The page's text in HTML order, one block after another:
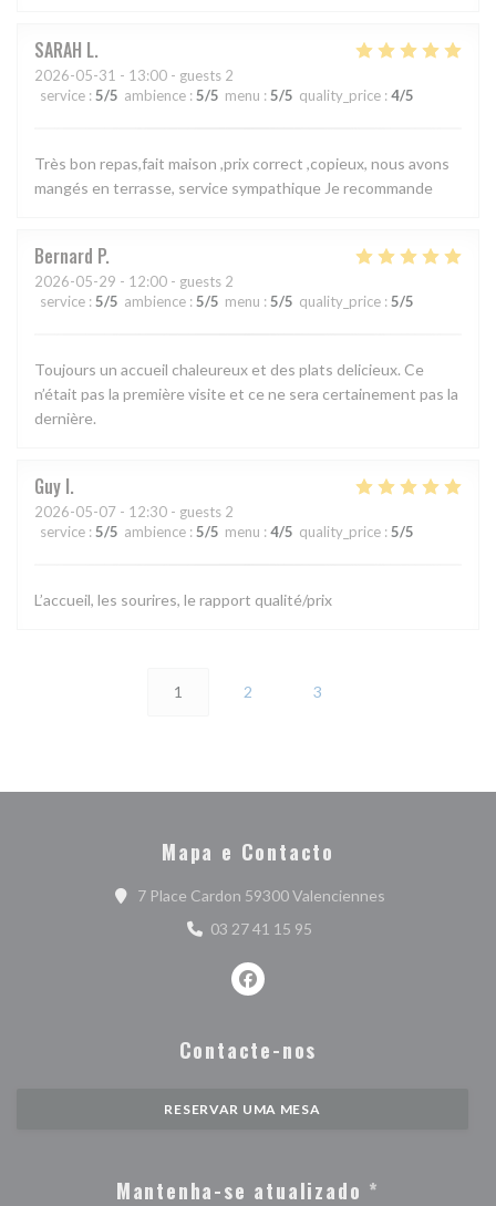
SARAH L
2026-05-31 - 13:00 - guests 2
service : 5/5 ambience : 5/5 menu : 5/5 quality_price : 4/5
Très bon repas,fait maison ,prix correct ,copieux, nous avons
mangés en terrasse, service sympathique Je recommande
Bernard P
2026-05-29 - 12:00 - guests 2
service : 5/5 ambience : 5/5 menu : 5/5 quality_price : 5/5
Toujours un accueil chaleureux et des plats delicieux. Ce
n’était pas la première visite et ce ne sera certainement pas la
dernière.
Guy I
2026-05-07 - 12:30 - guests 2
service : 5/5 ambience : 5/5 menu : 4/5 quality_price : 5/5
L’accueil, les sourires, le rapport qualité/prix
1 2 3
Mapa e Contacto
7 Place Cardon 59300 Valenciennes((abre numa
03 27 41 15 95
Facebook ((abre numa nova
Contacte-nos
RESERVAR UMA MESA
Mantenha-se atualizado *